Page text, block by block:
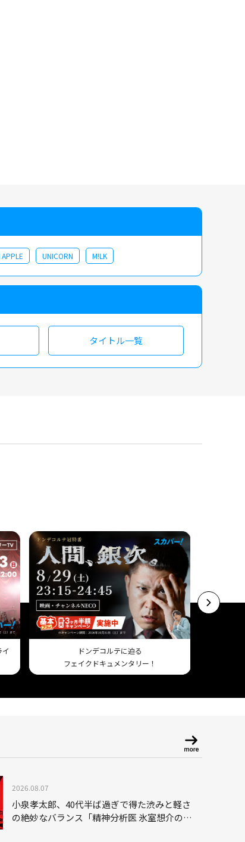
UNICORN M!LK
タイトル一覧
ドンデコルテに迫る
フェイクドキュメンタリー！
2026.08.07
小泉孝太郎、40代半ば過ぎで得た渋みと軽さ
の絶妙なバランス「精神分析医 氷室想介の事